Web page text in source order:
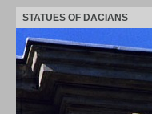
STATUES OF DACIANS